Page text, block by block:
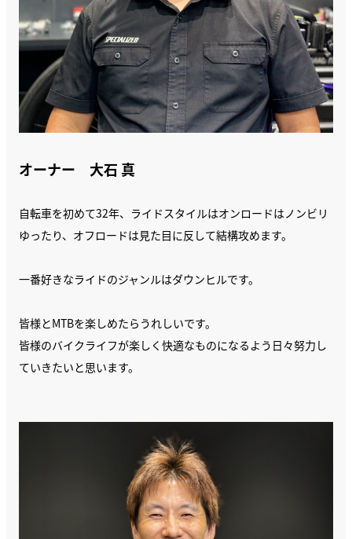
オーナー 大石 真
自転車を初めて32年、ライドスタイルはオンロードはノンビリ
ゆったり、オフロードは見た目に反して結構攻めます。
一番好きなライドのジャンルはダウンヒルです。
皆様とMTBを楽しめたらうれしいです。
皆様のバイクライフが楽しく快適なものになるよう日々努力し
ていきたいと思います。